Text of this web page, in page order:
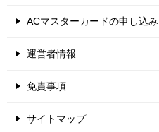
ACマスターカードの申し込み
運営者情報
免責事項
サイトマップ